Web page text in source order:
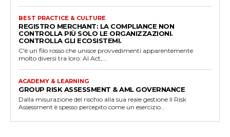
BEST PRACTICE & CULTURE
REGISTRO MERCHANT: LA COMPLIANCE NON
CONTROLLA PIÙ SOLO LE ORGANIZZAZIONI.
CONTROLLA GLI ECOSISTEMI.
C'è un filo rosso che unisce provvedimenti apparentemente
molto diversi tra loro: AI Act,...
ACADEMY & LEARNING
GROUP RISK ASSESSMENT & AML GOVERNANCE
Dalla misurazione del rischio alla sua reale gestione Il Risk
Assessment è spesso percepito come un esercizio...